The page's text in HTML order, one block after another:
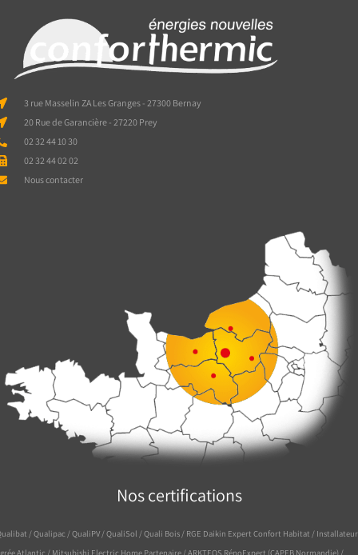
3 rue Masselin ZA Les Granges - 27300 Bernay
20 Rue de Garancière - 27220 Prey
02 32 44 10 30
02 32 44 02 02
Nous contacter
Nos certifications
/ Qualipac / QualiPV / QualiSol / Quali Bois / RGE Daikin Expert Confort Habitat / Installateur
Atlantic / Mitsubishi Electric Home Partenaire / ARKTEOS RénoExpert (CAPEB Normandie) /